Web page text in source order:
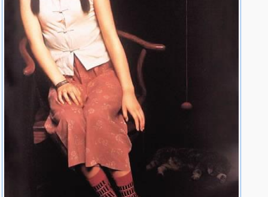
1992年 一月中央美术学院“二十世纪中国”回顾展，作品《蒙山雨》
获新作优秀奖。 一月参加香港“中央美术学院油画系教师作品展”。与
香港少励画廊签约成为合约画家。
1993年 参加香港“少励画廊创业展”。五月参加中国美术馆“具象油画
展”。九月参加香港少励画廊“王沂东油画作品展”。十月参加“新加坡
亚洲艺术节”。 十一月参加“香港国际艺术博览会”。十一月澳门苏齐
出版社出版《王沂东》。
1994年 十一月作为“香港国际艺术博览会”的特约嘉宾参加大会学术
1995年 瑞士雷达画廊（RADO）收藏一幅作品，为亚洲艺术家中唯
一华人作品
1996年 参加欧洲共同体和少励画廊在布鲁塞尔共同举办的“中国当代
1997年 三月赴美国参加哈夫纳收藏中国油画十周年“开放的中国”油
画回顾展开幕式。十一月应澳门市政府之邀参加《乡土情怀》油画